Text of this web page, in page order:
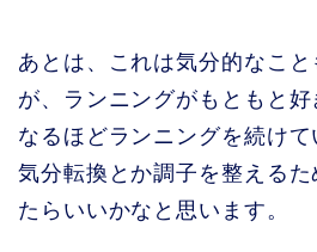
あとは、これは気分的なこ
が、ランニングがもともと
なるほどランニングを続けて
気分転換とか調子を整える
たらいいかなと思います。